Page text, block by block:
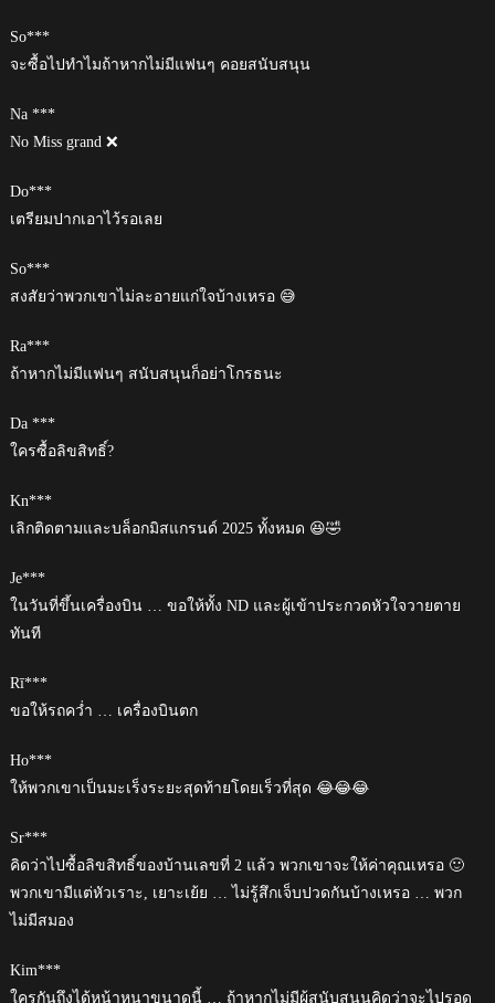
So***
จะซื้อไปทำไมถ้าหากไม่มีแฟนๆ คอยสนับสนุน
Na ***
No Miss grand ❌
Do***
เตรียมปากเอาไว้รอเลย
So***
สงสัยว่าพวกเขาไม่ละอายแก่ใจบ้างเหรอ 😅
Ra***
ถ้าหากไม่มีแฟนๆ สนับสนุนก็อย่าโกรธนะ
Da ***
ใครซื้อลิขสิทธิ์?
Kn***
เลิกติดตามและบล็อกมิสแกรนด์ 2025 ทั้งหมด 😆🤣
Je***
ในวันที่ขึ้นเครื่องบิน … ขอให้ทั้ง ND และผู้เข้าประกวดหัวใจวายตาย
ทันที
Rī***
ขอให้รถคว่ำ … เครื่องบินตก
Ho***
ให้พวกเขาเป็นมะเร็งระยะสุดท้ายโดยเร็วที่สุด 😂😂😂
Sr***
คิดว่าไปซื้อลิขสิทธิ์ของบ้านเลขที่ 2 แล้ว พวกเขาจะให้ค่าคุณเหรอ 🙂
พวกเขามีแต่หัวเราะ, เยาะเย้ย … ไม่รู้สึกเจ็บปวดกันบ้างเหรอ … พวก
ไม่มีสมอง
Kim***
ใครกันถึงได้หน้าหนาขนาดนี้ … ถ้าหากไม่มีผู้สนับสนุนคิดว่าจะไปรอด